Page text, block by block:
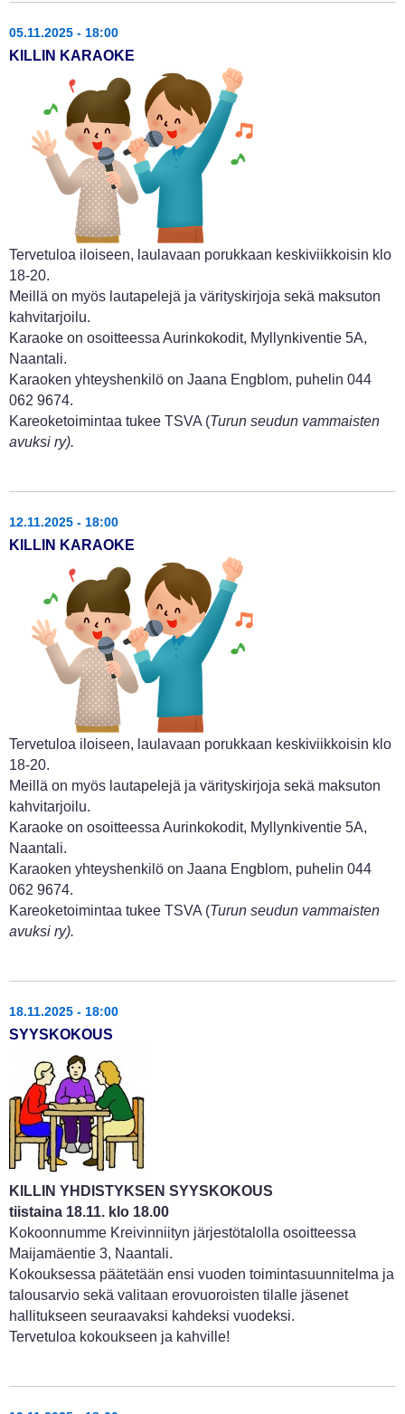
05.11.2025 - 18:00
KILLIN KARAOKE
Tervetuloa iloiseen, laulavaan porukkaan keskiviikkoisin klo
18-20.
Meillä on myös lautapelejä ja värityskirjoja sekä maksuton
kahvitarjoilu.
Karaoke on osoitteessa Aurinkokodit, Myllynkiventie 5A,
Naantali.
Karaoken yhteyshenkilö on Jaana Engblom, puhelin 044
062 9674.
Kareoketoimintaa tukee TSVA (Turun seudun vammaisten
avuksi ry).
12.11.2025 - 18:00
KILLIN KARAOKE
Tervetuloa iloiseen, laulavaan porukkaan keskiviikkoisin klo
18-20.
Meillä on myös lautapelejä ja värityskirjoja sekä maksuton
kahvitarjoilu.
Karaoke on osoitteessa Aurinkokodit, Myllynkiventie 5A,
Naantali.
Karaoken yhteyshenkilö on Jaana Engblom, puhelin 044
062 9674.
Kareoketoimintaa tukee TSVA (Turun seudun vammaisten
avuksi ry).
18.11.2025 - 18:00
SYYSKOKOUS
KILLIN YHDISTYKSEN SYYSKOKOUS
tiistaina 18.11. klo 18.00
Kokoonnumme Kreivinniityn järjestötalolla osoitteessa
Maijamäentie 3, Naantali.
Kokouksessa päätetään ensi vuoden toimintasuunnitelma ja
talousarvio sekä valitaan erovuoroisten tilalle jäsenet
hallitukseen seuraavaksi kahdeksi vuodeksi.
Tervetuloa kokoukseen ja kahville!